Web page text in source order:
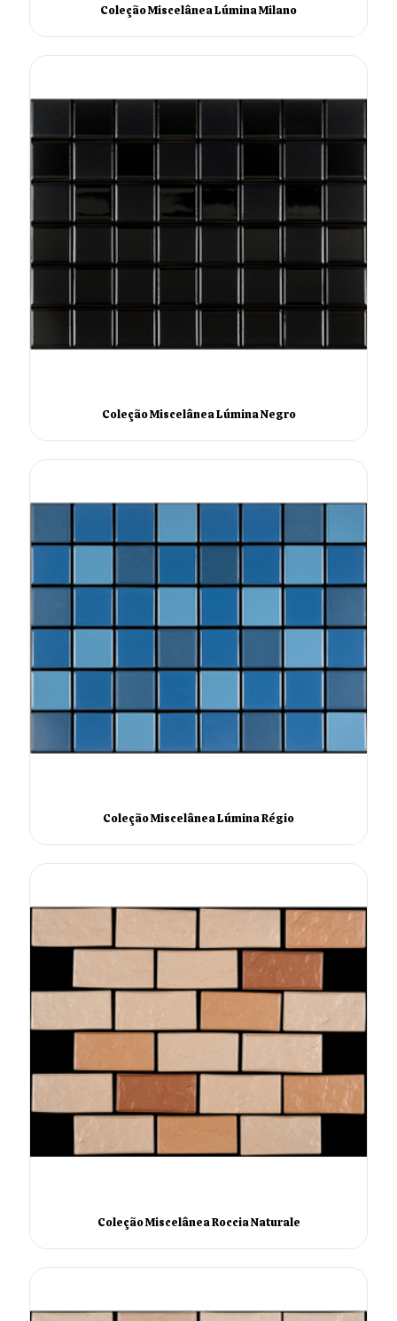
Coleção Miscelânea Lúmina Milano
Coleção Miscelânea Lúmina Negro
Coleção Miscelânea Lúmina Régio
Coleção Miscelânea Roccia Naturale